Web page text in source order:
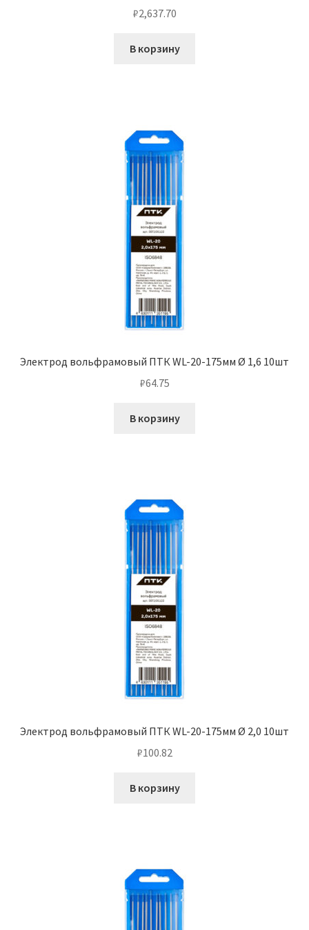
₽2,637.70
В корзину
Электрод вольфрамовый ПТК WL-20-175мм Ø 1,6 10шт
₽64.75
В корзину
Электрод вольфрамовый ПТК WL-20-175мм Ø 2,0 10шт
₽100.82
В корзину